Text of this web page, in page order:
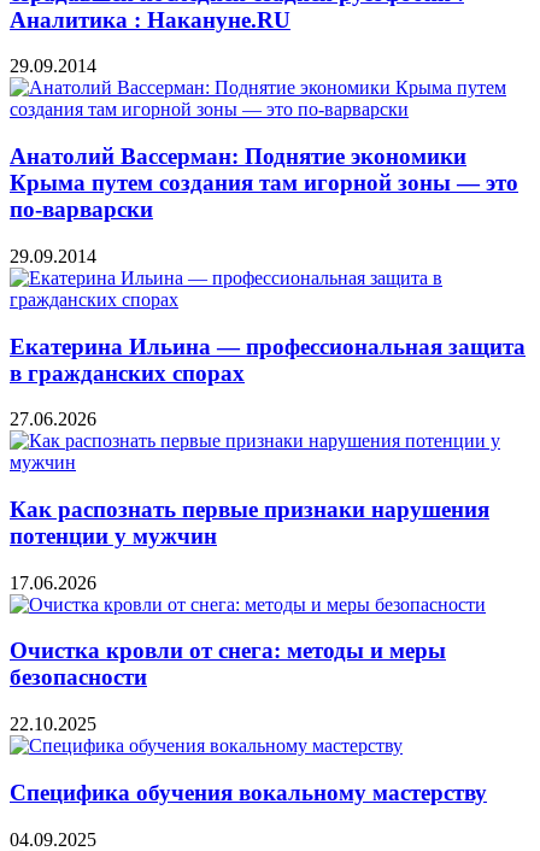
Аналитика : Накануне.RU
29.09.2014
Анатолий Вассерман: Поднятие экономики
Крыма путем создания там игорной зоны — это
по-варварски
29.09.2014
Екатерина Ильина — профессиональная защита
в гражданских спорах
27.06.2026
Как распознать первые признаки нарушения
потенции у мужчин
17.06.2026
Очистка кровли от снега: методы и меры
безопасности
22.10.2025
Специфика обучения вокальному мастерству
04.09.2025